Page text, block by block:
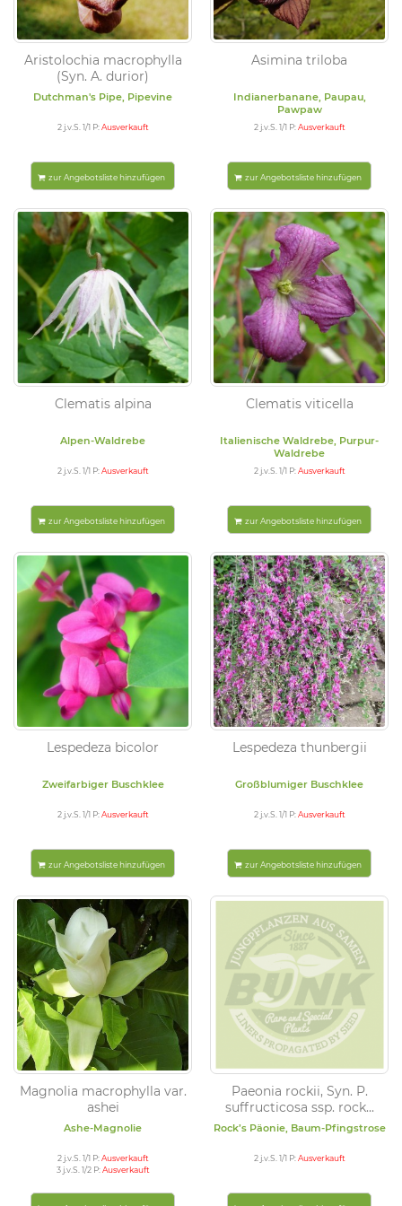
Aristolochia macrophylla
(Syn. A. durior)
Dutchman's Pipe, Pipevine
2 j.v.S. 1/1 P: Ausverkauft
zur Angebotsliste hinzufügen
Asimina triloba
Indianerbanane, Paupau,
Pawpaw
2 j.v.S. 1/1 P: Ausverkauft
zur Angebotsliste hinzufügen
Clematis alpina
Alpen-Waldrebe
2 j.v.S. 1/1 P: Ausverkauft
zur Angebotsliste hinzufügen
Clematis viticella
Italienische Waldrebe, Purpur-
Waldrebe
2 j.v.S. 1/1 P: Ausverkauft
zur Angebotsliste hinzufügen
Lespedeza bicolor
Zweifarbiger Buschklee
2 j.v.S. 1/1 P: Ausverkauft
zur Angebotsliste hinzufügen
Lespedeza thunbergii
Großblumiger Buschklee
2 j.v.S. 1/1 P: Ausverkauft
zur Angebotsliste hinzufügen
Magnolia macrophylla var.
ashei
Ashe-Magnolie
2 j.v.S. 1/1 P: Ausverkauft
3 j.v.S. 1/2 P: Ausverkauft
Paeonia rockii, Syn. P.
suffructicosa ssp. rock...
Rock’s Päonie, Baum-Pfingstrose
2 j.v.S. 1/1 P: Ausverkauft